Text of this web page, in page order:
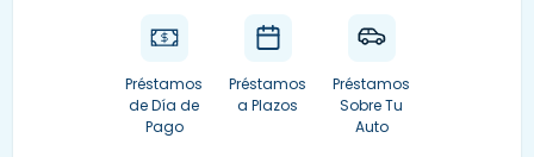
Préstamos
de Día de
Pago
Préstamos
a Plazos
Préstamos
Sobre Tu
Auto